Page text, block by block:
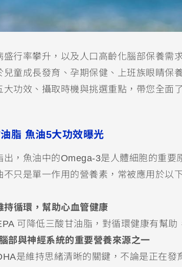
盛行率攀升，以及人口高齡化腦部保養需
兒童成長發育、孕期保健、上班族眼睛保
大功效、攝取時機與挑選重點，帶您全面
脂 魚油5大功效曝光
出，魚油中的Omega-3是人體細胞的重
不只是單一作用的營養素，常被應用於以
持循環，幫助心血管健康
可降低三酸甘油脂，對循環健康有幫
部與神經系統的重要營養來源之一
是維持思緒清晰的關鍵，不論是正在